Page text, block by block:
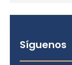
Síguenos